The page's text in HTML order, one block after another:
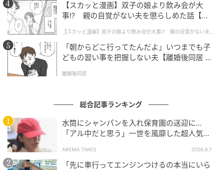
ゆうゆうtime
【スカッと漫画】双子の娘より飲み会が大
事!? 親の自覚がない夫を懲らしめた話【第1
【スカッと漫画】双子の娘より飲み会が大事!? 親の自覚がない夫を
懲らしめた話
「朝からどこ行ってたんだよ」いつまでも子
どもの習い事を把握しない夫【離婚後同居 Vo
離婚後同居
総合記事ランキング
水筒にシャンパンを入れ保育園の送迎に…
「アル中だと思う」一世を風靡した超人気タ
ABEMA TIMES 2026.8.7
「先に車行ってエンジンつけるの本当にいら